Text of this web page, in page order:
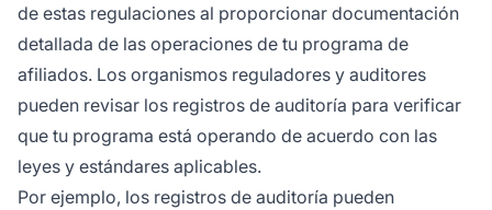
de estas regulaciones al proporcionar documentación
detallada de las operaciones de tu programa de
afiliados. Los organismos reguladores y auditores
pueden revisar los registros de auditoría para verificar
que tu programa está operando de acuerdo con las
leyes y estándares aplicables.
Por ejemplo, los registros de auditoría pueden